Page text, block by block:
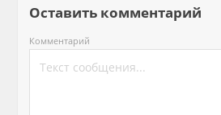
Оставить комментарий
Комментарий